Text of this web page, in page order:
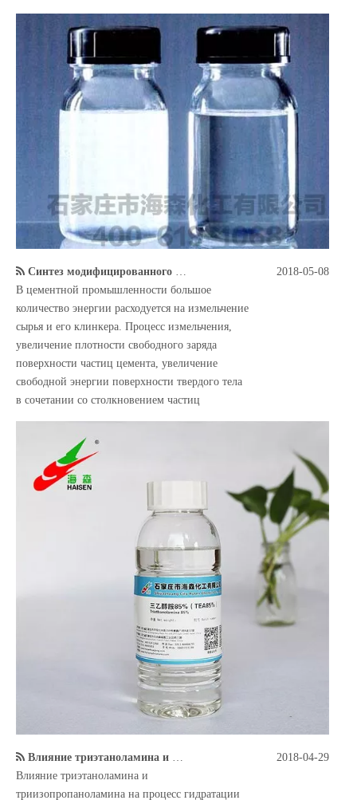
Синтез модифицированного триэтаноламина и его влияние на эффективность помола цемента.
В цементной промышленности большое
количество энергии расходуется на измельчение
сырья и его клинкера. Процесс измельчения,
увеличение плотности свободного заряда
поверхности частиц цемента, увеличение
свободной энергии поверхности твердого тела
в сочетании со столкновением частиц
2018-05-08
Влияние триэтаноламина и триизопропаноламина на процесс гидратации шлакового цемента
Влияние триэтаноламина и
триизопропаноламина на процесс гидратации
2018-04-29